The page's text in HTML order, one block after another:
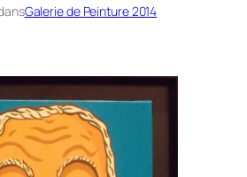
Galerie de Peinture 2014